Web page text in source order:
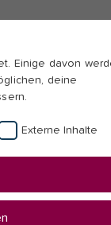
Einige davon
deine
Externe Inhalte